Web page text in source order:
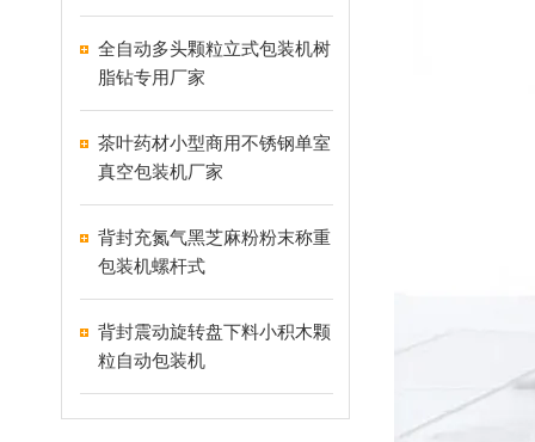
全自动多头颗粒立式包装机树
脂钻专用厂家
茶叶药材小型商用不锈钢单室
真空包装机厂家
背封充氮气黑芝麻粉粉末称重
包装机螺杆式
背封震动旋转盘下料小积木颗
粒自动包装机